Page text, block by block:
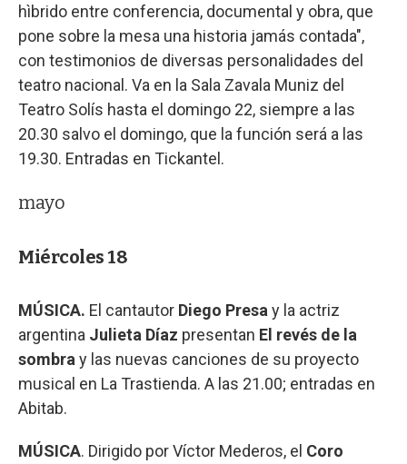
hìbrido entre conferencia, documental y obra, que
pone sobre la mesa una historia jamás contada",
con testimonios de diversas personalidades del
teatro nacional. Va en la Sala Zavala Muniz del
Teatro Solís hasta el domingo 22, siempre a las
20.30 salvo el domingo, que la función será a las
19.30. Entradas en Tickantel.
mayo
Miércoles 18
MÚSICA. El cantautor Diego Presa y la actriz
argentina Julieta Díaz presentan El revés de la
sombra y las nuevas canciones de su proyecto
musical en La Trastienda. A las 21.00; entradas en
Abitab.
MÚSICA. Dirigido por Víctor Mederos, el Coro